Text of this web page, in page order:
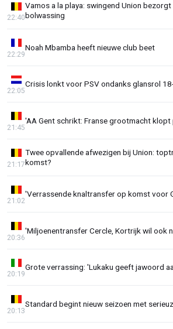
Vamos a la playa: swingend Union
bolwassing
22:40
Noah Mbamba heeft nieuwe club beet
22:29
Crisis lonkt voor PSV ondanks glansrol
22:05
'AA Gent schrikt: Franse grootmacht klopt
21:45
Twee opvallende afwezigen bij Union:
komst?
21:17
'Verrassende knaltransfer op komst voor
21:02
'Miljoenentransfer Cercle, Kortrijk wil ook
20:36
Grote verrassing: 'Lukaku geeft jawoord
20:19
Standard begint nieuw seizoen met
20:13